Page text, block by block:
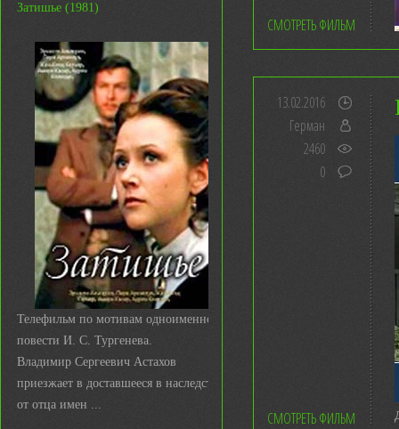
Затишье (1981)
Телефильм по мотивам одноименной
повести И. С. Тургенева.
Владимир Сергеевич Астахов
приезжает в доставшееся в наследство
от отца имен ...
СМОТРЕТЬ ФИЛЬМ
13.02.2016
Герман
2460
0
СМОТРЕТЬ ФИЛЬМ